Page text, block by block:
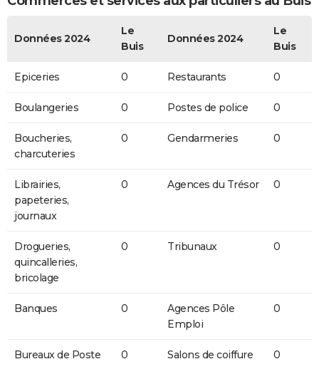
Données 2024
Le
Buis
Données 2024
Le
Buis
Epiceries 0 Restaurants 0
Boulangeries 0 Postes de police 0
Boucheries,
charcuteries
0 Gendarmeries 0
Librairies,
papeteries,
journaux
0 Agences du Trésor 0
Drogueries,
quincalleries,
bricolage
0 Tribunaux 0
Banques 0
Agences Pôle
Emploi
0
Bureaux de Poste 0 Salons de coiffure 0